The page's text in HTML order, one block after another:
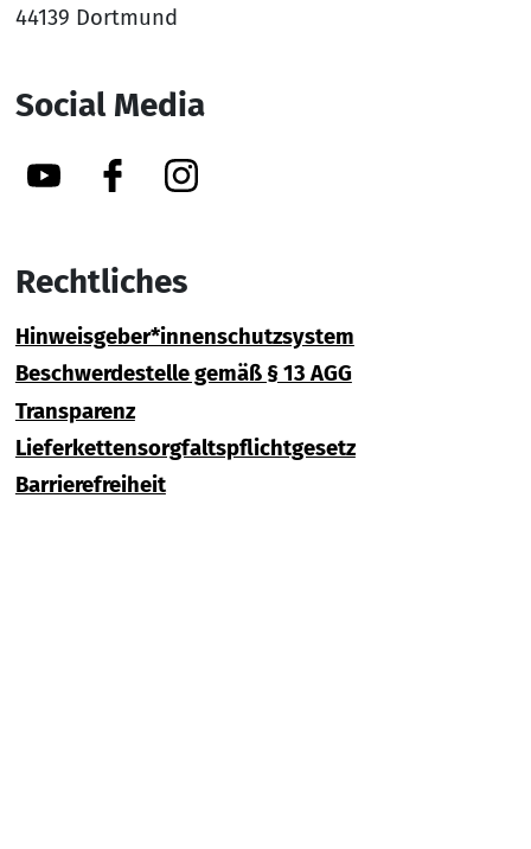
44139 Dortmund
Social Media
YouTube FacebookInstagram
Rechtliches
Hinweisgeber*innenschutzsystem
Beschwerdestelle gemäß § 13 AGG
Transparenz
Lieferkettensorgfaltspflichtgesetz
Barrierefreiheit